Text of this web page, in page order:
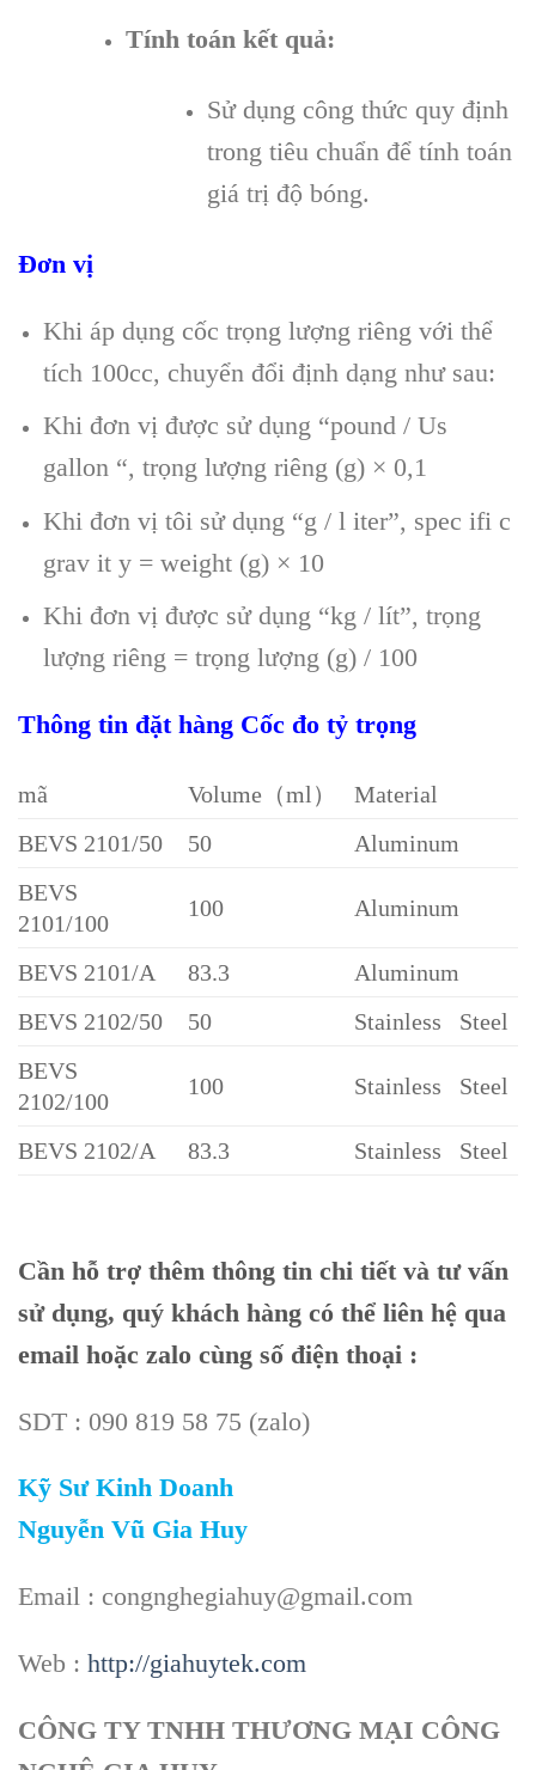
Tính toán kết quả:
Sử dụng công thức quy định
trong tiêu chuẩn để tính toán
giá trị độ bóng.
Đơn vị
Khi áp dụng cốc trọng lượng riêng với thể
tích 100cc, chuyển đổi định dạng như sau:
Khi đơn vị được sử dụng “pound / Us
gallon “, trọng lượng riêng (g) × 0,1
Khi đơn vị tôi sử dụng “g / l iter”, spec ifi c
grav it y = weight (g) × 10
Khi đơn vị được sử dụng “kg / lít”, trọng
lượng riêng = trọng lượng (g) / 100
Thông tin đặt hàng Cốc đo tỷ trọng
mã Volume（ml）
Material
BEVS 2101/50
50
Aluminum
BEVS
2101/100
100 Aluminum
BEVS 2101/A 83.3
Aluminum
BEVS 2102/50
50
Stainless Steel
BEVS
2102/100
100 Stainless Steel
BEVS 2102/A 83.3 Stainless Steel
Cần hỗ trợ thêm thông tin chi tiết và tư vấn
sử dụng, quý khách hàng có thể liên hệ qua
email hoặc zalo cùng số điện thoại :
SDT : 090 819 58 75 (zalo)
Kỹ Sư Kinh Doanh
Nguyễn Vũ Gia Huy
Email : congnghegiahuy@gmail.com
Web : http://giahuytek.com
CÔNG TY TNHH THƯƠNG MẠI CÔNG